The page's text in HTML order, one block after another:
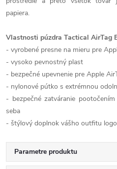
papiera.
Vlastnosti púzdra Tactical AirTag
- vyrobené presne na mieru pre
- vysoko pevnostný plast
- bezpečné upevnenie pre Apple
- nylonové pútko s extrémnou
- bezpečné zatváranie
seba
- štýlový doplnok vášho outfitu
Parametre produktu